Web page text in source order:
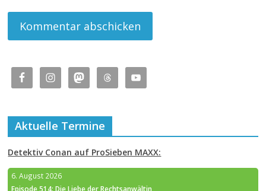
Aktuelle Termine
Detektiv Conan auf ProSieben MAXX:
6. August 2026
Episode 514: Die Liebe der Rechtsanwältin